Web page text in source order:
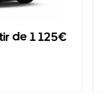
de 1 125€